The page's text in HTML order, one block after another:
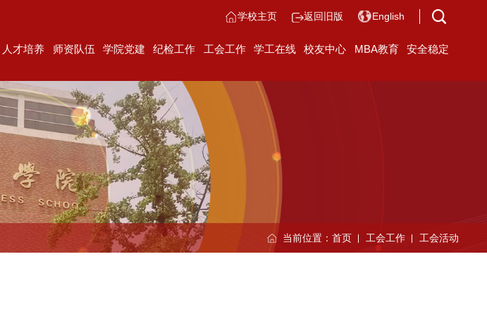
学校主页 返回旧版 English
人才培养 师资队伍 学院党建 纪检工作 工会工作 学工在线 校友中心 MBA教育 安全稳定
当前位置： 首页 工会工作 工会活动